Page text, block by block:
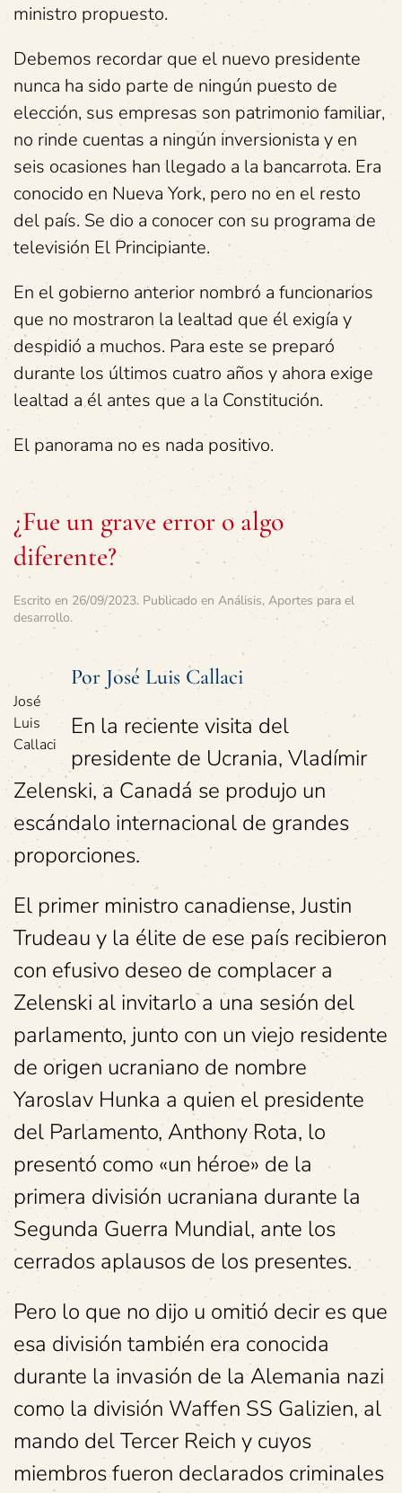
ministro propuesto.
Debemos recordar que el nuevo presidente
nunca ha sido parte de ningún puesto de
elección, sus empresas son patrimonio familiar,
no rinde cuentas a ningún inversionista y en
seis ocasiones han llegado a la bancarrota. Era
conocido en Nueva York, pero no en el resto
del país. Se dio a conocer con su programa de
televisión El Principiante.
En el gobierno anterior nombró a funcionarios
que no mostraron la lealtad que él exigía y
despidió a muchos. Para este se preparó
durante los últimos cuatro años y ahora exige
lealtad a él antes que a la Constitución.
El panorama no es nada positivo.
¿Fue un grave error o algo
diferente?
Escrito en 26/09/2023. Publicado en Análisis, Aportes para el
desarrollo.
José
Luis
Callaci
Por José Luis Callaci
En la reciente visita del
presidente de Ucrania, Vladímir
Zelenski, a Canadá se produjo un
escándalo internacional de grandes
proporciones.
El primer ministro canadiense, Justin
Trudeau y la élite de ese país recibieron
con efusivo deseo de complacer a
Zelenski al invitarlo a una sesión del
parlamento, junto con un viejo residente
de origen ucraniano de nombre
Yaroslav Hunka a quien el presidente
del Parlamento, Anthony Rota, lo
presentó como «un héroe» de la
primera división ucraniana durante la
Segunda Guerra Mundial, ante los
cerrados aplausos de los presentes.
Pero lo que no dijo u omitió decir es que
esa división también era conocida
durante la invasión de la Alemania nazi
como la división Waffen SS Galizien, al
mando del Tercer Reich y cuyos
miembros fueron declarados criminales